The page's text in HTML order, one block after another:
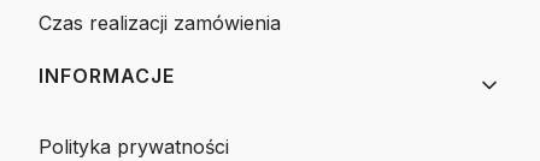
Czas realizacji zamówienia
INFORMACJE
Polityka prywatności